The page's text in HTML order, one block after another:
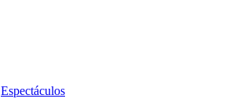
Espectáculos